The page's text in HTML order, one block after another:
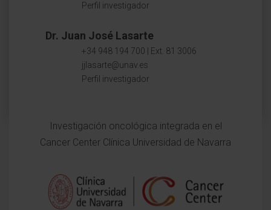
Perfil investigador
Dr. Juan José Lasarte
+34 948 194 700 | Ext. 81 3006
jjlasarte@unav.es
Perfil investigador
Investigación oncológica integrada en el
Cancer Center Clínica Universidad de Navarra